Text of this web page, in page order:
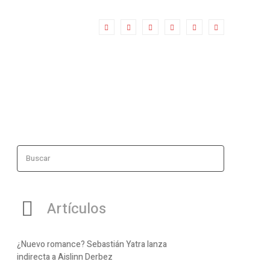
Buscar
Artículos
¿Nuevo romance? Sebastián Yatra lanza
indirecta a Aislinn Derbez